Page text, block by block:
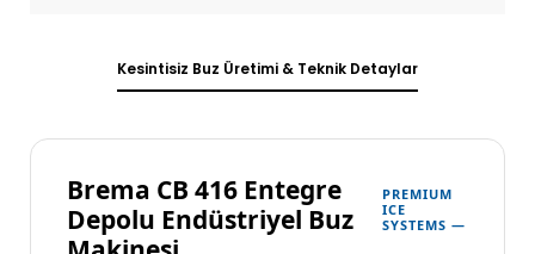
Kesintisiz Buz Üretimi & Teknik Detaylar
Brema CB 416 Entegre
Depolu Endüstriyel Buz
PREMIUM
ICE
SYSTEMS —